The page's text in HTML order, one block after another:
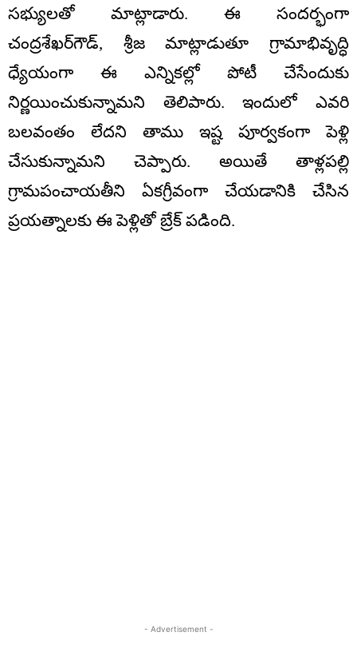
సభ్యులతో మాట్లాడారు. ఈ సందర్భంగా
చంద్రశేఖర్‌గౌడ్, శ్రీజ మాట్లాడుతూ గ్రామాభివృద్ధి
ధ్యేయంగా ఈ ఎన్నికల్లో పోటీ చేసేందుకు
నిర్ణయించుకున్నామని తెలిపారు. ఇందులో ఎవరి
బలవంతం లేదని తాము ఇష్ట పూర్వకంగా పెళ్లి
చేసుకున్నామని చెప్పారు. అయితే తాళ్లపల్లి
గ్రామపంచాయతీని ఏకగ్రీవంగా చేయడానికి చేసిన
ప్రయత్నాలకు ఈ పెళ్లితో బ్రేక్‌ పడింది.
- Advertisement -